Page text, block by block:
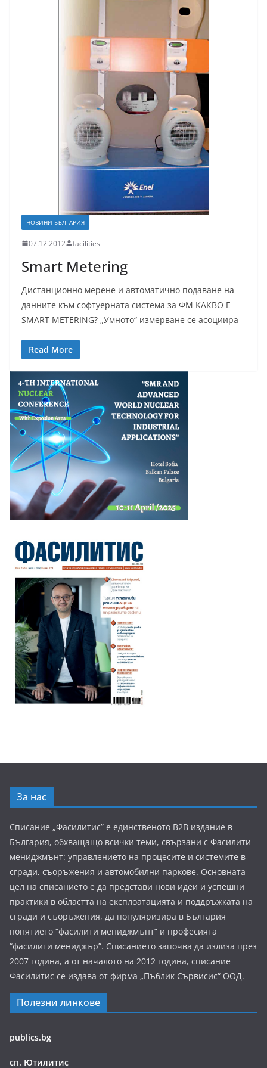
НОВИНИ БЪЛГАРИЯ
07.12.2012 facilities
Smart Metering
Дистанционно мерене и автоматично подаване на
данните към софтуерната система за ФМ KАКВО Е
SMART METERING? „Умното“ измерване се асоциира
Read More
За нас
Списание „Фасилитис” е единственото B2B издание в
България, обхващащо всички теми, свързани с Фасилити
мениджмънт: управлението на процесите и системите в
сгради, съоръжения и автомобилни паркове. Основната
цел на списанието е да представи нови идеи и успешни
практики в областта на експлоатацията и поддръжката на
сгради и съоръжения, да популяризира в България
понятието “фасилити мениджмънт” и професията
“фасилити мениджър”. Списанието започва да излиза през
2007 година, а от началото на 2012 година, списание
Фасилитис се издава от фирма „Пъблик Сървисис“ ООД.
Полезни линкове
publics.bg
сп. Ютилитис